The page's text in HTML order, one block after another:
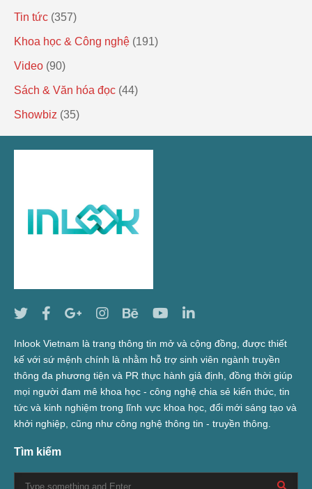
Tin tức (357)
Khoa học & Công nghệ (191)
Video (90)
Sách & Văn hóa đọc (44)
Showbiz (35)
Inlook Vietnam là trang thông tin mở và cộng đồng, được thiết
kế với sứ mệnh chính là nhằm hỗ trợ sinh viên ngành truyền
thông đa phương tiện và PR thực hành giả định, đồng thời giúp
mọi người đam mê khoa học - công nghệ chia sẻ kiến thức, tin
tức và kinh nghiệm trong lĩnh vực khoa học, đổi mới sáng tạo và
khởi nghiệp, cũng như công nghệ thông tin - truyền thông.
Tìm kiếm